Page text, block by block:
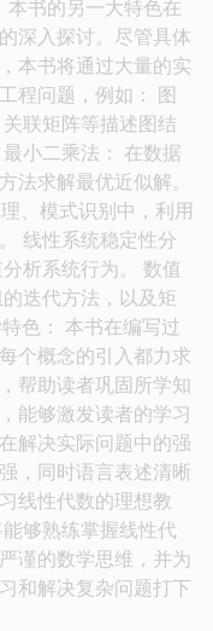
本书的另一大特色在
深入探讨。尽管具体
本书将通过大量的实
程问题，例如： 图
联矩阵等描述图结
小二乘法： 在数据
法求解最优近似解。
、模式识别中，利用
线性系统稳定性分
析系统行为。 数值
迭代方法，以及矩
色： 本书在编写过
个概念的引入都力求
帮助读者巩固所学知
能够激发读者的学习
解决实际问题中的强
，同时语言表述清晰
线性代数的理想教
够熟练掌握线性代
谨的数学思维，并为
和解决复杂问题打下